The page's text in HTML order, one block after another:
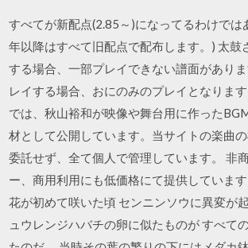
すべてが新配点(2.85～)になってるわけでは
年以降はすべて旧配点で配布します。) 太鼓
する場合、一部プレイできない譜面があり
レイする場合、おにのみのプレイとなりま
では、秋山裕和が映像や舞台用に作った
材として公開しています。当サイトの楽曲の
委託せず、全て個人で管理しています。 非
ー、商用利用にも低価格にて提供していま
花が初めて咲いた頃 センニンソウに異変が
ュウレンジハバチの卵に似たものが すべて